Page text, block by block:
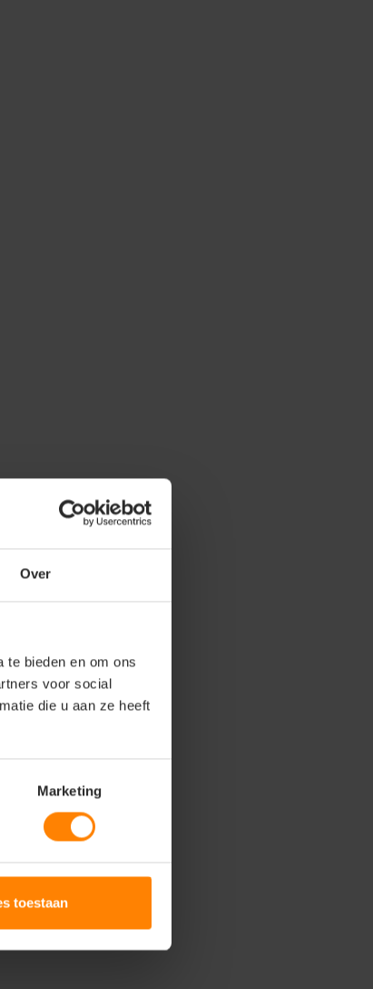
Over
te bieden en om ons
voor social
die u aan ze heeft
Marketing
toestaan